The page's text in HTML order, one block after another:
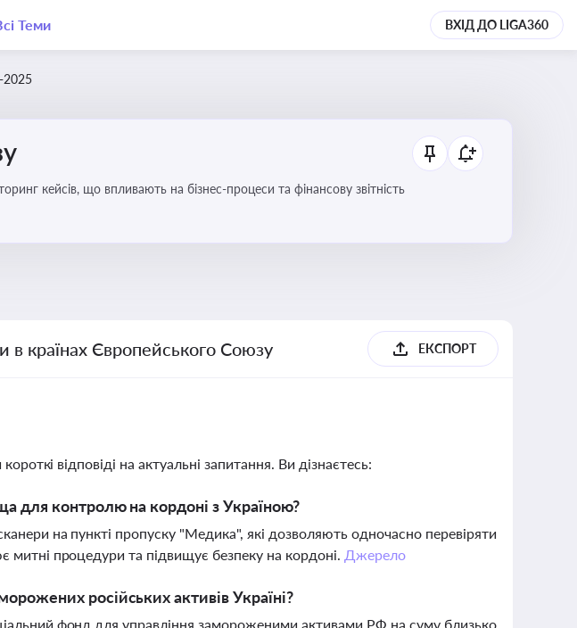
Теми ВХІД ДО LIGA360
2025
кейсів, що впливають на бізнес-процеси та фінансову звітність
в країнах Європейського Союзу ЕКСПОРТ
відповіді на актуальні запитання. Ви дізнаєтесь:
для контролю на кордоні з Україною?
на пункті пропуску "Медика", які дозволяють одночасно перевіряти
митні процедури та підвищує безпеку на кордоні. Джерело
російських активів Україні?
фонд для управління замороженими активами РФ на суму близько